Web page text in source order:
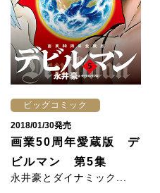
ビッグコミック
2018/01/30発売
画業50周年愛蔵版 デ
ビルマン 第5集
永井豪とダイナミック...